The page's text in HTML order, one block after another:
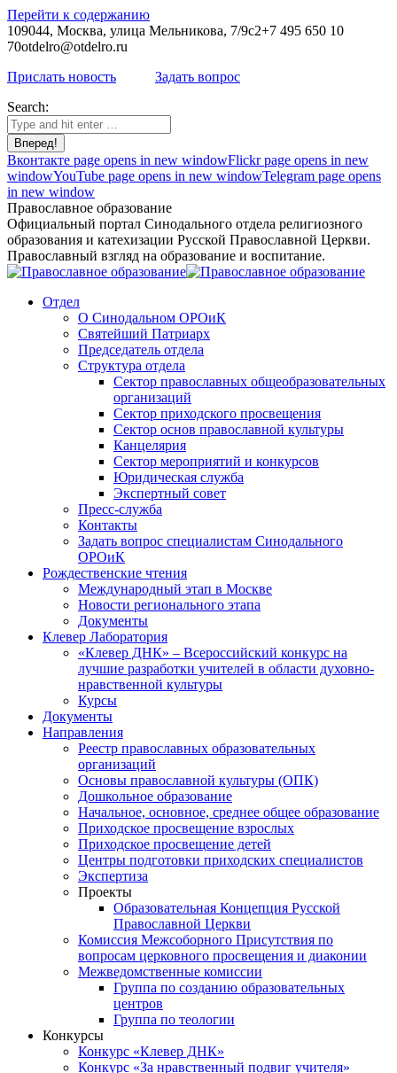
Перейти к содержанию
109044, Москва, улица Мельникова, 7/9с2+7 495 650 10
70otdelro@otdelro.ru
Прислать новость
Задать вопрос
Search:
Вконтакте page opens in new windowFlickr page opens in new
windowYouTube page opens in new windowTelegram page opens
in new window
Православное образование
Официальный портал Синодального отдела религиозного
образования и катехизации Русской Православной Церкви.
Православный взгляд на образование и воспитание.
Отдел
О Синодальном ОРОиК
Святейший Патриарх
Председатель отдела
Структура отдела
Сектор православных общеобразовательных
организаций
Сектор приходского просвещения
Сектор основ православной культуры
Канцелярия
Сектор мероприятий и конкурсов
Юридическая служба
Экспертный совет
Пресс-служба
Контакты
Задать вопрос специалистам Синодального
ОРОиК
Рождественские чтения
Международный этап в Москве
Новости регионального этапа
Документы
Клевер Лаборатория
«Клевер ДНК» – Всероссийский конкурс на
лучшие разработки учителей в области духовно-
нравственной культуры
Курсы
Документы
Направления
Реестр православных образовательных
организаций
Основы православной культуры (ОПК)
Дошкольное образование
Начальное, основное, среднее общее образование
Приходское просвещение взрослых
Приходское просвещение детей
Центры подготовки приходских специалистов
Экспертиза
Проекты
Образовательная Концепция Русской
Православной Церкви
Комиссия Межсоборного Присутствия по
вопросам церковного просвещения и диаконии
Межведомственные комиссии
Группа по созданию образовательных
центров
Группа по теологии
Конкурсы
Конкурс «Клевер ДНК»
Конкурс «За нравственный подвиг учителя»